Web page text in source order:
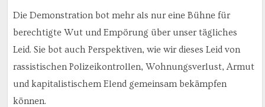
Die Demonstration bot mehr als nur eine Bühne für
berechtigte Wut und Empörung über unser tägliches
Leid. Sie bot auch Perspektiven, wie wir dieses Leid von
rassistischen Polizeikontrollen, Wohnungsverlust, Armut
und kapitalistischem Elend gemeinsam bekämpfen
können.